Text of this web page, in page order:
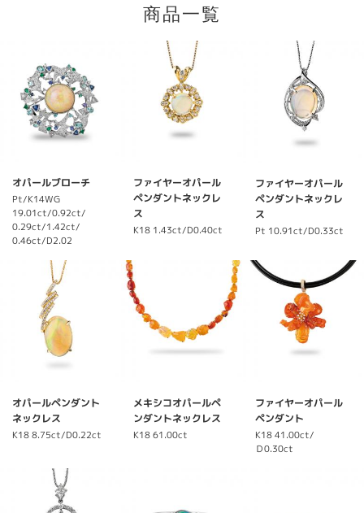
商品一覧
オパールブローチ
Pt/K14WG
19.01ct/0.92ct/
0.29ct/1.42ct/
0.46ct/D2.02
ファイヤーオパール
ペンダントネックレ
ス
K18 1.43ct/D0.40ct
ファイヤーオパール
ペンダントネックレ
ス
Pt 10.91ct/D0.33ct
オパールペンダント
ネックレス
K188.75ct/D0.22ct
メキシコオパールペ
ンダントネックレス
K18 61.00ct
ファイヤーオパール
ペンダント
K18 41.00ct/
Ｄ0.30ct